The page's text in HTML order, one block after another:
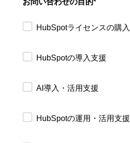
お問い合わせの目的*
HubSpotライセンスの購入
HubSpotの導入支援
AI導入・活用支援
HubSpotの運用・活用支援